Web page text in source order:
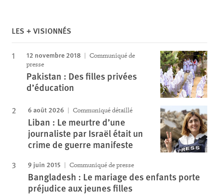
LES + VISIONNÉS
12 novembre 2018
Communiqué de
presse
Pakistan : Des filles privées
d’éducation
6 août 2026 Communiqué détaillé
Liban : Le meurtre d’une
journaliste par Israël était un
crime de guerre manifeste
9 juin 2015 Communiqué de presse
Bangladesh : Le mariage des enfants porte
préjudice aux jeunes filles